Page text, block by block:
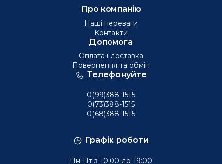
Графік роботи
Пн-Пт з 10:00 до 19:00
Телефонуйте
0(99)388-1515
0(73)388-1515
0(68)388-1515
Про компанію
Наші переваги
Контакти
Допомога
Оплата і доставка
Повернення та обмін